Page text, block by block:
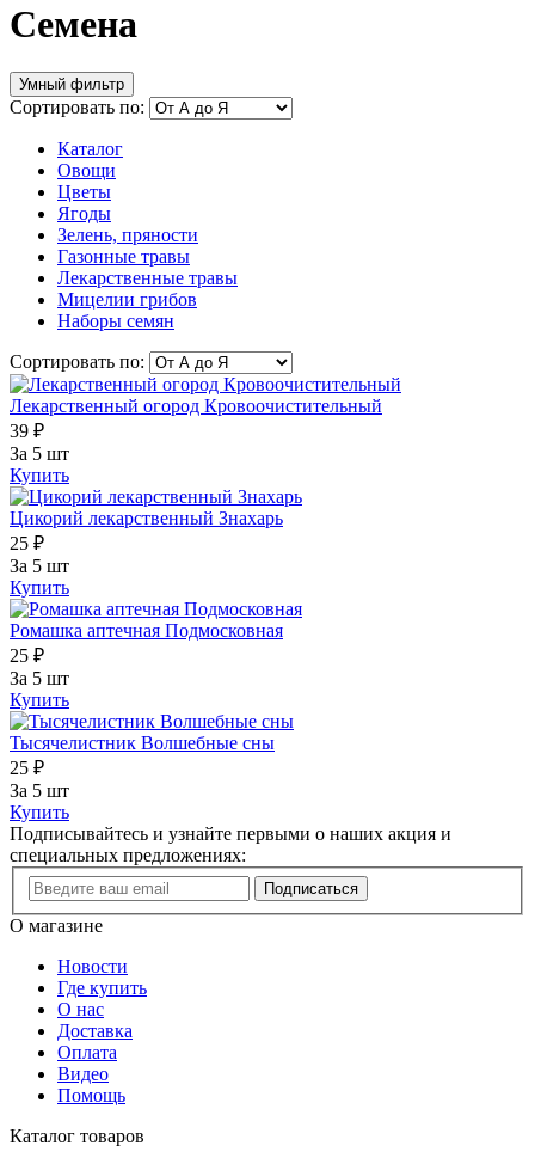
Семена
Умный фильтр
Сортировать по:
Каталог
Овощи
Цветы
Ягоды
Зелень, пряности
Газонные травы
Лекарственные травы
Мицелии грибов
Наборы семян
Сортировать по:
Лекарственный огород Кровоочистительный
39 ₽
За 5 шт
Купить
Цикорий лекарственный Знахарь
25 ₽
За 5 шт
Купить
Ромашка аптечная Подмосковная
25 ₽
За 5 шт
Купить
Тысячелистник Волшебные сны
25 ₽
За 5 шт
Купить
Подписывайтесь и узнайте первыми о наших акция и
специальных предложениях:
Подписаться
О магазине
Новости
Где купить
О нас
Доставка
Оплата
Видео
Помощь
Каталог товаров